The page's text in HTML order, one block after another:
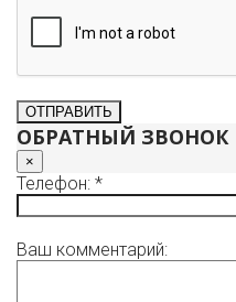
ОБРАТНЫЙ ЗВОНОК
×
Телефон: *
Ваш комментарий: